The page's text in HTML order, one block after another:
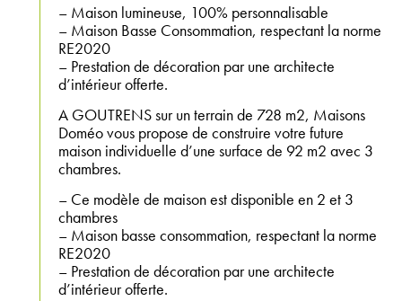
– Maison lumineuse, 100% personnalisable
– Maison Basse Consommation, respectant la norme
RE2020
– Prestation de décoration par une architecte
d’intérieur offerte.
A GOUTRENS sur un terrain de 728 m2, Maisons
Doméo vous propose de construire votre future
maison individuelle d’une surface de 92 m2 avec 3
chambres.
– Ce modèle de maison est disponible en 2 et 3
chambres
– Maison basse consommation, respectant la norme
RE2020
– Prestation de décoration par une architecte
d’intérieur offerte.